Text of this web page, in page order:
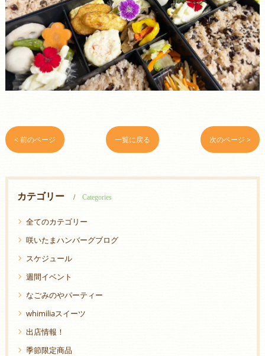
< 前のページ 一覧に戻る 次のページ >
カテゴリー Categories
全てのカテゴリー
咲いたまハンバーグブログ
スケジュール
週間イベント
なごみのやパーティー
whimiliaスイーツ
出店情報！
季節限定商品